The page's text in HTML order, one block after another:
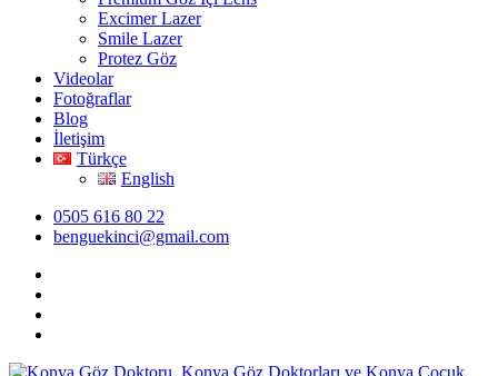
Excimer Lazer
Smile Lazer
Protez Göz
Videolar
Fotoğraflar
Blog
İletişim
Türkçe
English
0505 616 80 22
benguekinci@gmail.com